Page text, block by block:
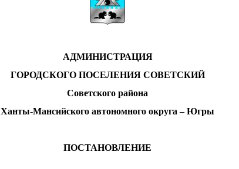
АДМИНИСТРАЦИЯ
ГОРОДСКОГО ПОСЕЛЕНИЯ СОВЕТСКИЙ
Советского района
Ханты-Мансийского автономного округа – Югры
ПОСТАНОВЛЕНИЕ